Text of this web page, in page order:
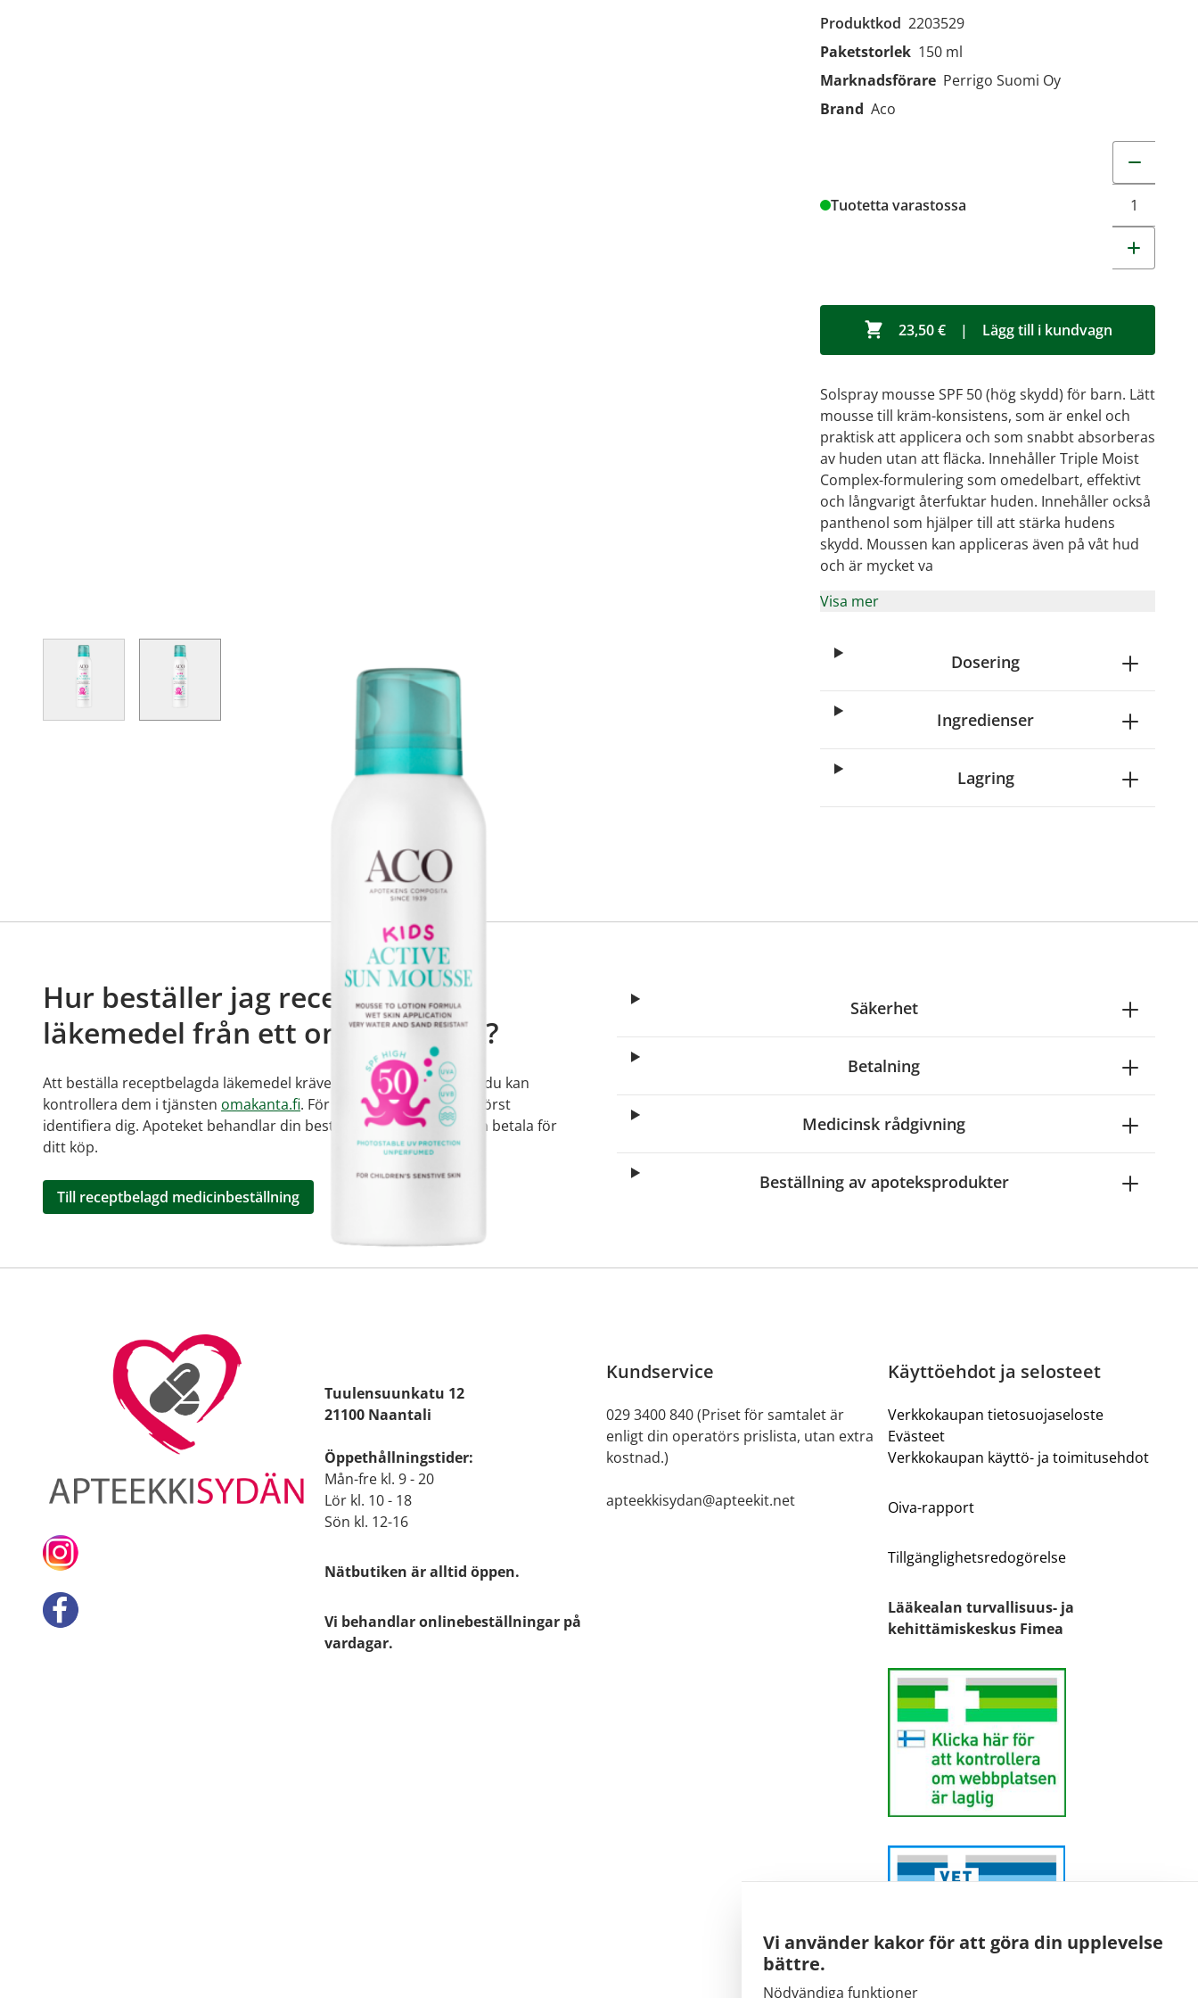
Vi använder kakor för att göra din upplevelse
bättre.
Nödvändiga funktioner
View larger imageView larger image
Produktkod 2203529
Paketstorlek 150 ml
Marknadsförare Perrigo Suomi Oy
Brand Aco
Tuotetta varastossa
23,50 € | Lägg till i kundvagn
Solspray mousse SPF 50 (hög skydd) för barn. Lätt
mousse till kräm-konsistens, som är enkel och
praktisk att applicera och som snabbt absorberas
av huden utan att fläcka. Innehåller Triple Moist
Complex-formulering som omedelbart, effektivt
och långvarigt återfuktar huden. Innehåller också
panthenol som hjälper till att stärka hudens
skydd. Moussen kan appliceras även på våt hud
och är mycket va
Visa mer
Dosering
Ingredienser
Lagring
Hur beställer jag receptbelagda
läkemedel från ett onlineapotek?
Att beställa receptbelagda läkemedel kräver ett giltigt recept, och du kan
kontrollera dem i tjänsten omakanta.fi. För att beställa måste du först
identifiera dig. Apoteket behandlar din beställning, varefter du kan betala för
ditt köp.
Till receptbelagd medicinbeställning
Säkerhet
Betalning
Medicinsk rådgivning
Beställning av apoteksprodukter
Tuulensuunkatu 12
21100 Naantali
Öppethållningstider:
Mån-fre kl. 9 - 20
Lör kl. 10 - 18
Sön kl. 12-16
Nätbutiken är alltid öppen.
Vi behandlar onlinebeställningar på
vardagar.
Kundservice
029 3400 840 (Priset för samtalet är
enligt din operatörs prislista, utan extra
kostnad.)
apteekkisydan@apteekit.net
Käyttöehdot ja selosteet
Verkkokaupan tietosuojaseloste
Evästeet
Verkkokaupan käyttö- ja toimitusehdot
Oiva-rapport
Tillgänglighetsredogörelse
Lääkealan turvallisuus- ja
kehittämiskeskus Fimea